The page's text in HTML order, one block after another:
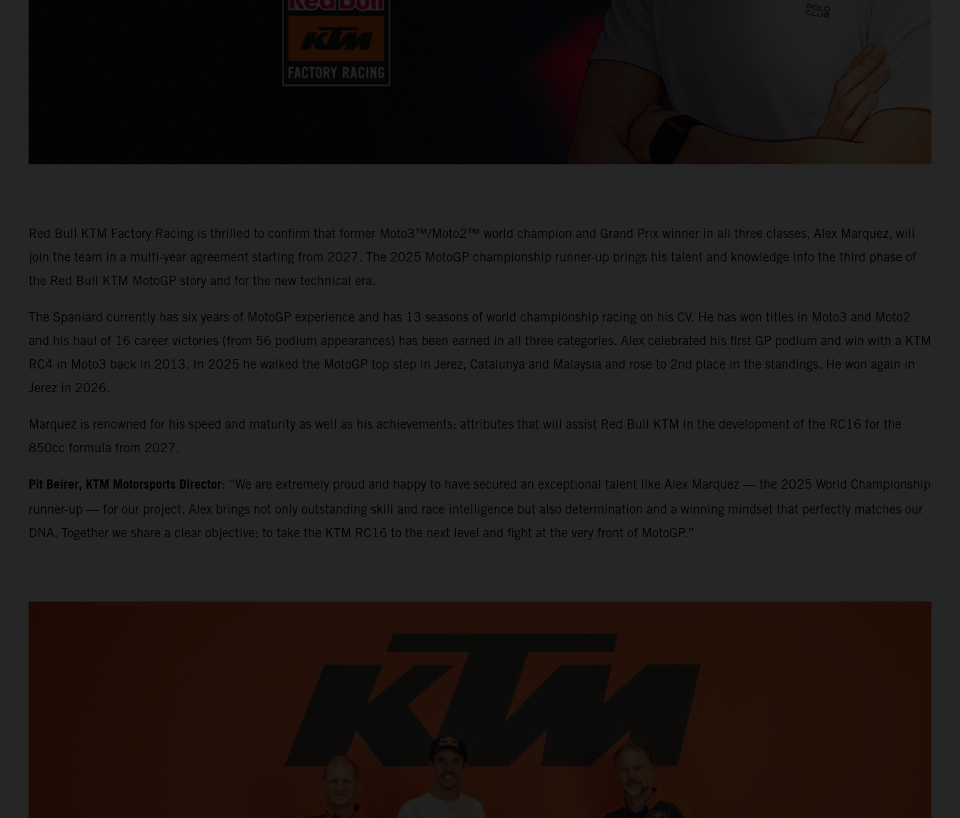
Red Bull KTM Factory Racing is thrilled to confirm that former Moto3™/Moto2™ world champion and Grand Prix winner in all three classes, Alex Marquez, will
join the team in a multi-year agreement starting from 2027. The 2025 MotoGP championship runner-up brings his talent and knowledge into the third phase of
the Red Bull KTM MotoGP story and for the new technical era.
The Spaniard currently has six years of MotoGP experience and has 13 seasons of world championship racing on his CV. He has won titles in Moto3 and Moto2
and his haul of 16 career victories (from 56 podium appearances) has been earned in all three categories. Alex celebrated his first GP podium and win with a KTM
RC4 in Moto3 back in 2013. In 2025 he walked the MotoGP top step in Jerez, Catalunya and Malaysia and rose to 2nd place in the standings. He won again in
Jerez in 2026.
Marquez is renowned for his speed and maturity as well as his achievements: attributes that will assist Red Bull KTM in the development of the RC16 for the
850cc formula from 2027.
Pit Beirer, KTM Motorsports Director: “We are extremely proud and happy to have secured an exceptional talent like Alex Marquez — the 2025 World Championship
runner-up — for our project. Alex brings not only outstanding skill and race intelligence but also determination and a winning mindset that perfectly matches our
DNA. Together we share a clear objective: to take the KTM RC16 to the next level and fight at the very front of MotoGP.”